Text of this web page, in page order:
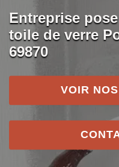
Entreprise
toile de verre
69870
VOIR